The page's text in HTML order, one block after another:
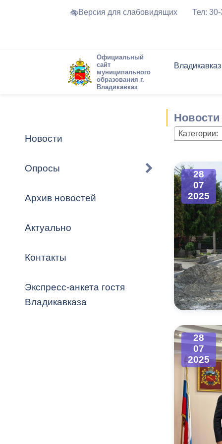
Версия для слабовидящих Тел:
Официальный
сайт
муниципального
образования г.
Владикавказ
Владикавказ
Устав города
Города-
городского
Владикавказ
Торги и
Формы
ОРВ и
Оценка
местного
Открытые
проверок
Обратная
Комиссии
График
Новостная
Актуально
Новости
Опросы
Архив новостей
Актуально
Контакты
Экспресс-анкета гостя
Владикавказа
Новости
Категории:
28
07
2025
28
07
2025